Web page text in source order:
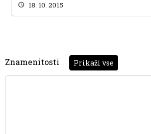
18. 10. 2015
Znamenitosti Prikaži vse